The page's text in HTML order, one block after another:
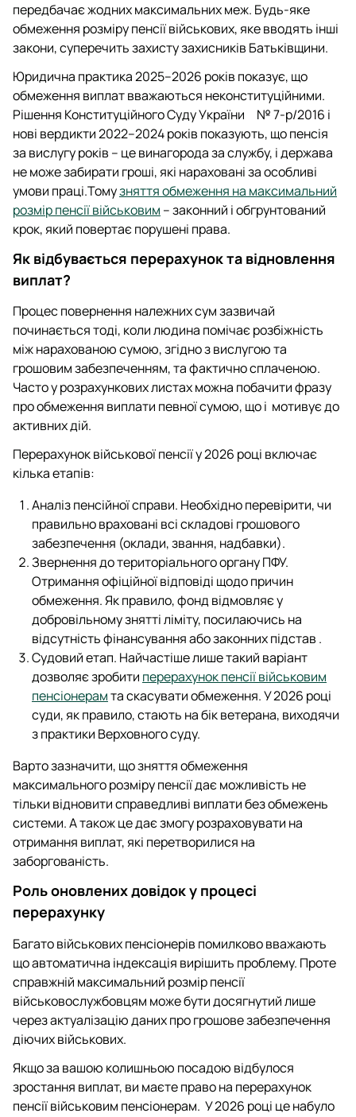
передбачає жодних максимальних меж. Будь‑яке
обмеження розміру пенсії військових, яке вводять інші
закони, суперечить захисту захисників Батьківщини.
Юридична практика 2025–2026 років показує, що
обмеження виплат вважаються неконституційними.
Рішення Конституційного Суду України № 7-р/2016 і
нові вердикти 2022–2024 років показують, що пенсія
за вислугу років – це винагорода за службу, і держава
не може забирати гроші, які нараховані за особливі
умови праці.Томузняття обмеження на максимальний
розмір пенсії військовим – законний і обгрунтований
крок, який повертає порушені права.
Як відбувається перерахунок та відновлення
виплат?
Процес повернення належних сум зазвичай
починається тоді, коли людина помічає розбіжність
між нарахованою сумою, згідно з вислугою та
грошовим забезпеченням, та фактично сплаченою.
Часто у розрахункових листах можна побачити фразу
про обмеження виплати певної сумою, що і мотивує до
активних дій.
Перерахунок військової пенсії у 2026 році включає
кілька етапів:
Аналіз пенсійної справи. Необхідно перевірити, чи
правильно враховані всі складові грошового
забезпечення (оклади, звання, надбавки).
Звернення до територіального органу ПФУ.
Отримання офіційної відповіді щодо причин
обмеження. Як правило, фонд відмовляє у
добровільному знятті ліміту, посилаючись на
відсутність фінансування або законних підстав .
Судовий етап. Найчастіше лише такий варіант
дозволяє зробити перерахунок пенсії військовим
пенсіонерамта скасувати обмеження. У 2026 році
суди, як правило, стають на бік ветерана, виходячи
з практики Верховного суду.
Варто зазначити, що зняття обмеження
максимального розміру пенсії дає можливість не
тільки відновити справедливі виплати без обмежень
системи. А також це дає змогу розраховувати на
отримання виплат, які перетворилися на
заборгованість.
Роль оновлених довідок у процесі
перерахунку
Багато військових пенсіонерів помилково вважають
що автоматична індексація вирішить проблему. Проте
справжній максимальний розмір пенсії
військовослужбовцям може бути досягнутий лише
через актуалізацію даних про грошове забезпечення
діючих військових.
Якщо за вашою колишньою посадою відбулося
зростання виплат, ви маєте право на перерахунок
пенсії військовим пенсіонерам. У 2026 році це набуло